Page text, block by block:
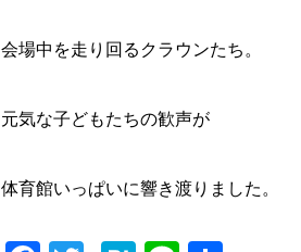
会場中を走り回るクラウンたち。
元気な子どもたちの歓声が
体育館いっぱいに響き渡りました。